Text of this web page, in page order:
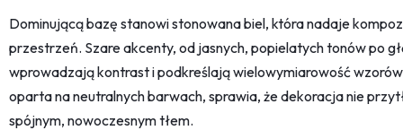
Dominującą bazę stanowi stonowana biel, która nadaje
przestrzeń. Szare akcenty, od jasnych, popielatych tonów po
wprowadzają kontrast i podkreślają wielowymiarowość
oparta na neutralnych barwach, sprawia, że dekoracja nie
spójnym, nowoczesnym tłem.